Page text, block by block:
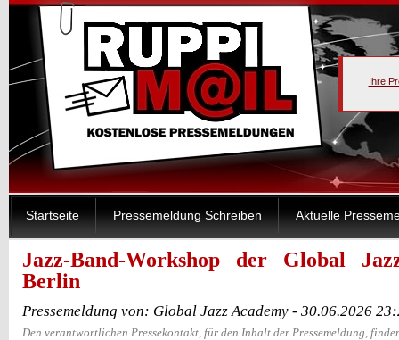
Ihre
Startseite Pressemeldung Schreiben Aktuelle
Jazz-Band-Workshop der Global
Berlin
Pressemeldung von: Global Jazz Academy - 30.06.2026
Den verantwortlichen Pressekontakt, für den Inhalt der Pressemeldung,